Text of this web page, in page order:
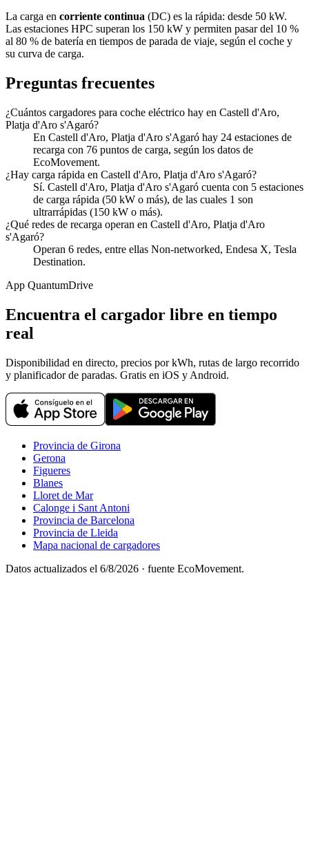
La carga en corriente continua (DC) es la rápida: desde 50 kW.
Las estaciones HPC superan los 150 kW y permiten pasar del 10 %
al 80 % de batería en tiempos de parada de viaje, según el coche y
su curva de carga.
Preguntas frecuentes
¿Cuántos cargadores para coche eléctrico hay en Castell d'Aro,
Platja d'Aro s'Agaró?
En Castell d'Aro, Platja d'Aro s'Agaró hay 24 estaciones de
recarga con 76 puntos de carga, según los datos de
EcoMovement.
¿Hay carga rápida en Castell d'Aro, Platja d'Aro s'Agaró?
Sí. Castell d'Aro, Platja d'Aro s'Agaró cuenta con 5 estaciones
de carga rápida (50 kW o más), de las cuales 1 son
ultrarrápidas (150 kW o más).
¿Qué redes de recarga operan en Castell d'Aro, Platja d'Aro
s'Agaró?
Operan 6 redes, entre ellas Non-networked, Endesa X, Tesla
Destination.
App QuantumDrive
Encuentra el cargador libre en tiempo
real
Disponibilidad en directo, precios por kWh, rutas de largo recorrido
y planificador de paradas. Gratis en iOS y Android.
Provincia de Girona
Gerona
Figueres
Blanes
Lloret de Mar
Calonge i Sant Antoni
Provincia de Barcelona
Provincia de Lleida
Mapa nacional de cargadores
Datos actualizados el 6/8/2026 · fuente EcoMovement.